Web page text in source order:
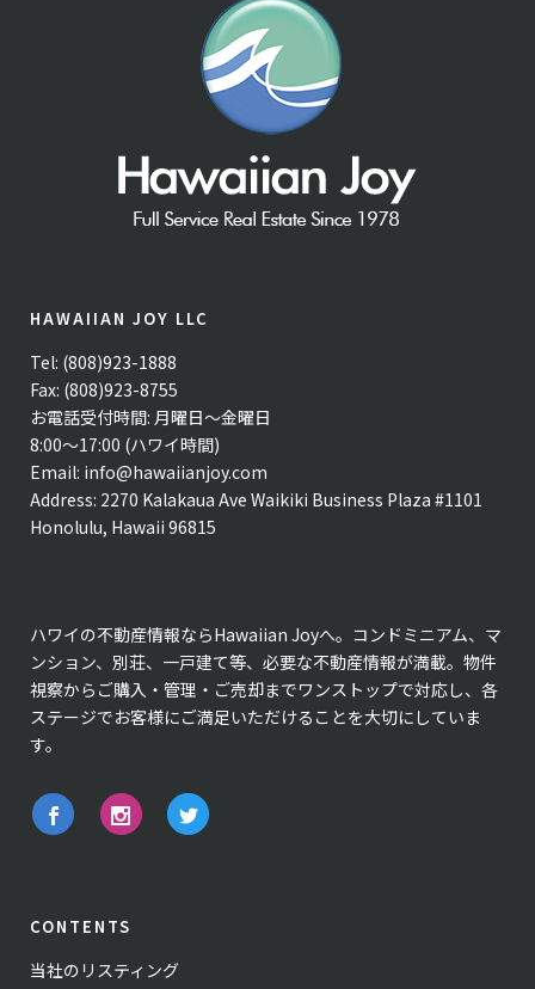
HAWAIIAN JOY LLC
Tel: (808)923-1888
Fax: (808)923-8755
お電話受付時間: 月曜日〜金曜日
8:00〜17:00 (ハワイ時間)
Email: info@hawaiianjoy.com
Address: 2270 Kalakaua Ave Waikiki Business Plaza #1101
Honolulu, Hawaii 96815
ハワイの不動産情報ならHawaiian Joyへ。コンドミニアム、マ
ンション、別荘、一戸建て等、必要な不動産情報が満載。物件
視察からご購入・管理・ご売却までワンストップで対応し、各
ステージでお客様にご満足いただけることを大切にしていま
す。
CONTENTS
当社のリスティング